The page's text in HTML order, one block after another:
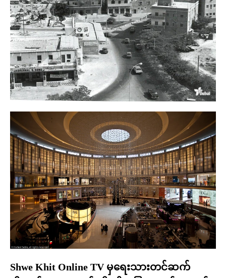
Shwe Khit Online TV မှရေးသားတင်ဆက်